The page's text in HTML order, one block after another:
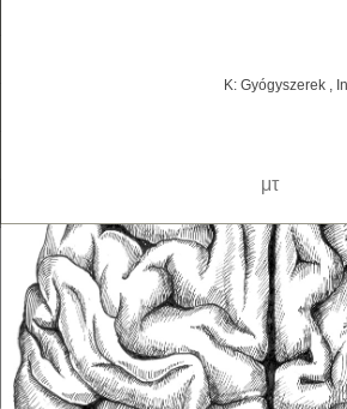
K: Gyógyszerek ,
μτ